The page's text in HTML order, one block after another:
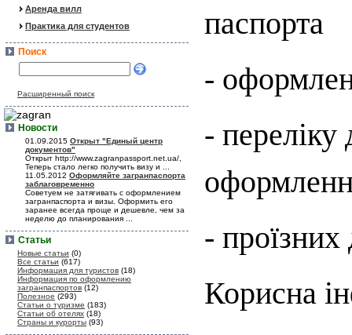
Аренда вилл
Практика для студентов
Поиск
Расширенный поиск
Новости
01.09.2015 Открыт "Единый центр
документов"
Открыт http://www.zagranpassport.net.ua/,
Теперь стало легко получить визу и ...
11.05.2012 Оформляйте загранпаспорта
заблаговременно
Советуем не затягивать с оформлением
загранпаспорта и визы. Оформить его
заранее всегда проще и дешевле, чем за
неделю до планирования ...
Статьи
Новые статьи (0)
Все статьи (617)
Информация для туристов (18)
Информация по оформлению
загранпаспортов (12)
Полезное (293)
Статьи о туризме (183)
Статьи об отелях (18)
Страны и курорты (93)
паспорта
-
- переліку
-
Корисна